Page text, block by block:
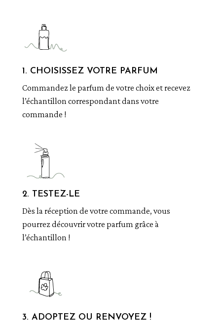
1. CHOISISSEZ VOTRE PARFUM
Commandez le parfum de votre choix et recevez
l’échantillon correspondant dans votre
commande !
2. TESTEZ-LE
Dès la réception de votre commande, vous
pourrez découvrir votre parfum grâce à
l’échantillon !
3. ADOPTEZ OU RENVOYEZ !